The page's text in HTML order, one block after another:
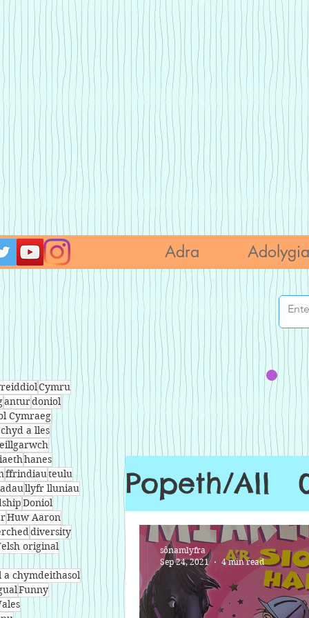
Adra
Cymru
anturdoniol
Cymraeg
a lles
hanes
ffrindiauteulu
llyfr lluniau
Doniol
Huw Aaron
diversity
original
a chymdeithasol
Funny
Popeth/All
sônamlyfra
Sep 24, 2021
4 min read